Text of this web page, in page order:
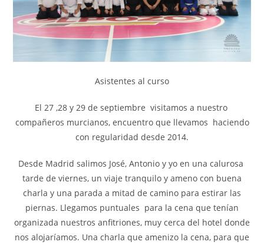
Asistentes al curso
El 27 ,28 y 29 de septiembre visitamos a nuestro
compañeros murcianos, encuentro que llevamos haciendo
con regularidad desde 2014.
Desde Madrid salimos José, Antonio y yo en una calurosa
tarde de viernes, un viaje tranquilo y ameno con buena
charla y una parada a mitad de camino para estirar las
piernas. Llegamos puntuales para la cena que tenían
organizada nuestros anfitriones, muy cerca del hotel donde
nos alojaríamos. Una charla que amenizo la cena, para que